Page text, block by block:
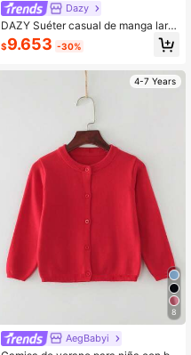
Dazy
DAZY Suéter casual de manga larg
a de cuello redondo y unicolor para
niñas, otoño/invierno
$9.653 -30%
4-7 Years
8
AegBabyi